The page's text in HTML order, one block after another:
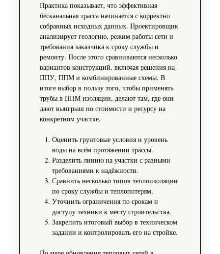
Практика показывает, что эффективная
бесканальная трасса начинается с корректно
собранных исходных данных. Проектировщик
анализирует геологию, режим работы сети и
требования заказчика к сроку службы и
ремонту. После этого сравниваются несколько
вариантов конструкций, включая решения на
ППУ, ППМ и комбинированные схемы. В
итоге выбор в пользу того, чтобы применять
трубы в ППМ изоляции, делают там, где они
дают выигрыш по стоимости и ресурсу на
конкретном участке.
Оценить грунтовые условия и уровень
воды на всём протяжении трассы.
Разделить линию на участки с разными
требованиями к надёжности.
Сравнить несколько типов теплоизоляции
по сроку службы и теплопотерям.
Уточнить ограничения по срокам и
доступу техники к месту строительства.
Закрепить итоговый выбор в техническом
задании и контролировать его на стройке.